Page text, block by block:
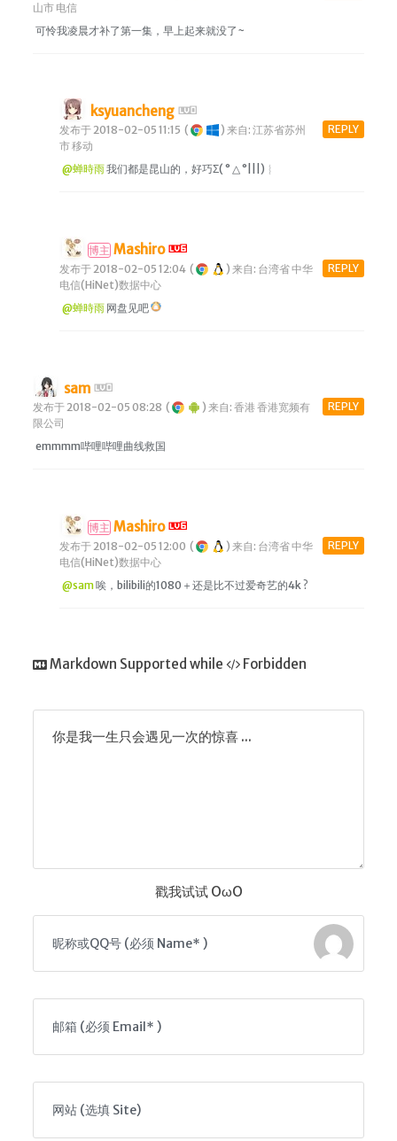
山市 电信
可怜我凌晨才补了第一集，早上起来就没了~
ksyuancheng
REPLY
发布于 2018-02-05 11:15 ( ) 来自: 江苏省苏州
市 移动
@蝉時雨我们都是昆山的，好巧Σ( ° △ °|||)︴
博主 Mashiro
REPLY
发布于 2018-02-05 12:04 ( ) 来自: 台湾省 中华
电信(HiNet)数据中心
@蝉時雨 网盘见吧
sam
REPLY
发布于 2018-02-05 08:28 ( ) 来自: 香港 香港宽频有
限公司
emmmm哔哩哔哩曲线救国
博主 Mashiro
REPLY
发布于 2018-02-05 12:00 ( ) 来自: 台湾省 中华
电信(HiNet)数据中心
@sam唉，bilibili的1080＋还是比不过爱奇艺的4k ?
Markdown Supported while Forbidden
你是我一生只会遇见一次的惊喜 ...
戳我试试 OωO